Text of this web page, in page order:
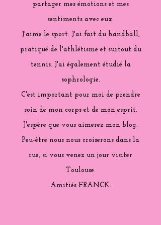
partager mes émotions et mes
sentiments avec eux.
J'aime le sport. J'ai fait du handball,
pratiqué de l'athlétisme et surtout du
tennis. J'ai également étudié la
sophrologie.
C'est important pour moi de prendre
soin de mon corps et de mon esprit.
J'espère que vous aimerez mon blog.
Peu-être nous nous croiserons dans la
rue, si vous venez un jour visiter
Toulouse.
Amitiés FRANCK.